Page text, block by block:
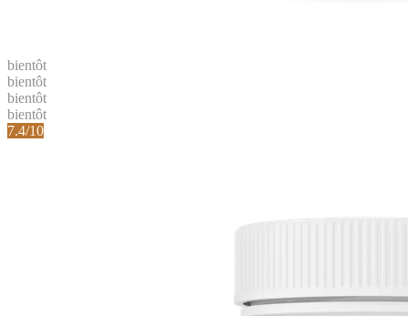
bientôt
bientôt
bientôt
bientôt
7.4/10